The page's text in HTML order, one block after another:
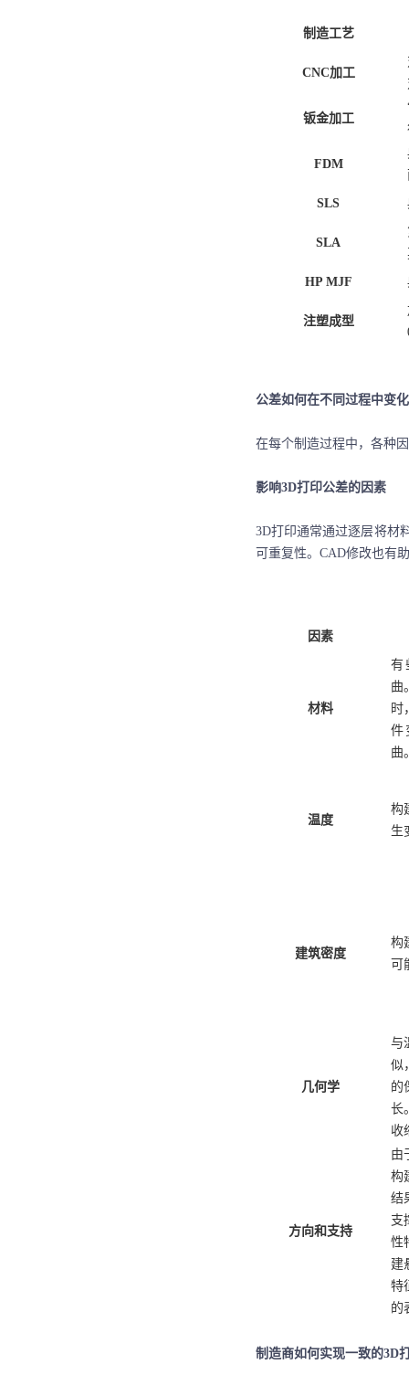
制造工艺
CNC加工
钣金加工
FDM
SLS
SLA
HP MJF
注塑成型
公差如何在不同过程中变化
在每个制造过程中，各种
影响3D打印公差的因素
3D打印通常通过逐层将材
可 重复性。 CAD修改也有
因素
材料
有
曲
时
件
曲
温度
构
生
建筑密度
构
可
几何学
与
似
的
长
收
方向和支持
由
构
结
支
性
建
特
的
制造商如何实现一致的3D